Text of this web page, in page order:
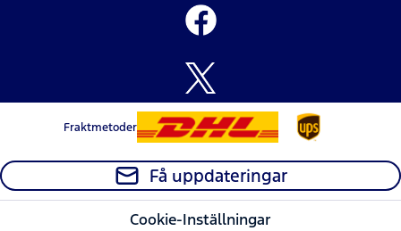
Fraktmetoder
Få uppdateringar
Cookie-Inställningar